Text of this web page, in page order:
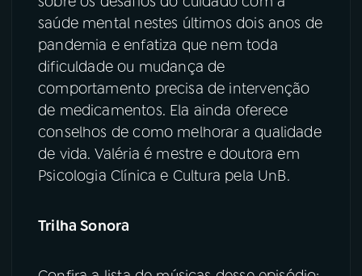
saúde mental nestes últimos dois anos de
pandemia e enfatiza que nem toda
dificuldade ou mudança de
comportamento precisa de intervenção
de medicamentos. Ela ainda oferece
conselhos de como melhorar a qualidade
de vida. Valéria é mestre e doutora em
Psicologia Clínica e Cultura pela UnB.
Trilha Sonora